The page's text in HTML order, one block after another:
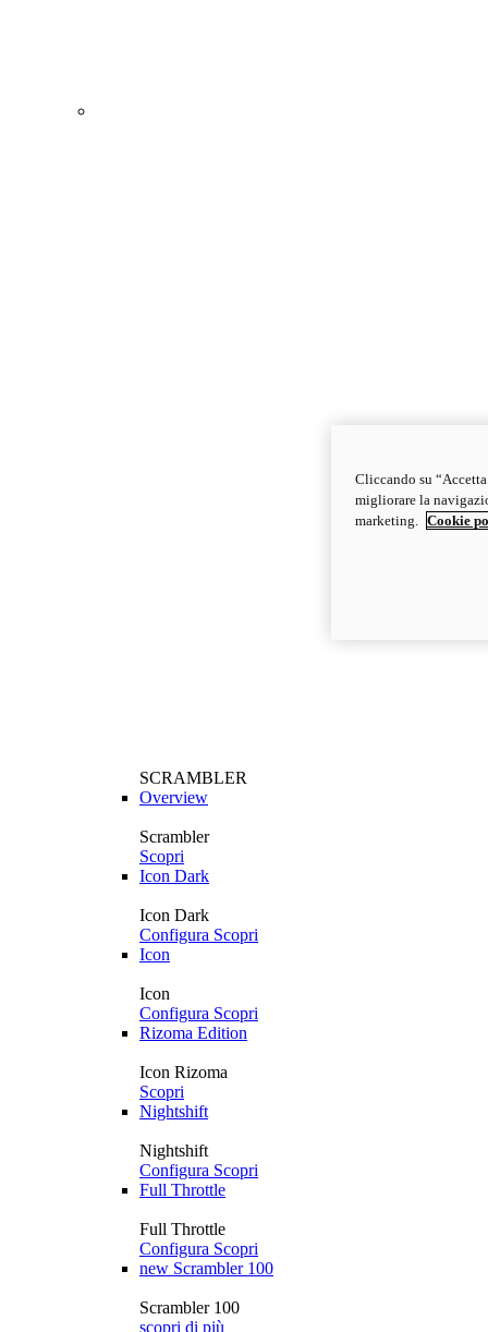
SCRAMBLER
Overview
Scrambler
Scopri
Icon Dark
Icon Dark
Configura Scopri
Icon
Icon
Configura Scopri
Rizoma Edition
Icon Rizoma
Scopri
Nightshift
Nightshift
Configura Scopri
Full Throttle
Full Throttle
Configura Scopri
new Scrambler 100
Scrambler 100
scopri di più
Cliccando su
migliorare la
marketing.
Cookie